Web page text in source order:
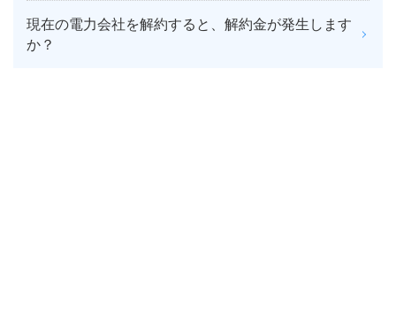
現在の電力会社を解約すると、解約金が発生します
か？